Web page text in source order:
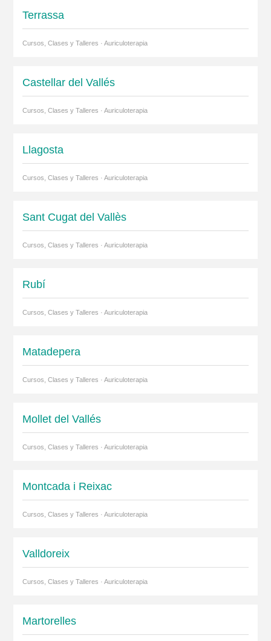
Terrassa
Cursos, Clases y Talleres · Auriculoterapia
Castellar del Vallés
Cursos, Clases y Talleres · Auriculoterapia
Llagosta
Cursos, Clases y Talleres · Auriculoterapia
Sant Cugat del Vallès
Cursos, Clases y Talleres · Auriculoterapia
Rubí
Cursos, Clases y Talleres · Auriculoterapia
Matadepera
Cursos, Clases y Talleres · Auriculoterapia
Mollet del Vallés
Cursos, Clases y Talleres · Auriculoterapia
Montcada i Reixac
Cursos, Clases y Talleres · Auriculoterapia
Valldoreix
Cursos, Clases y Talleres · Auriculoterapia
Martorelles